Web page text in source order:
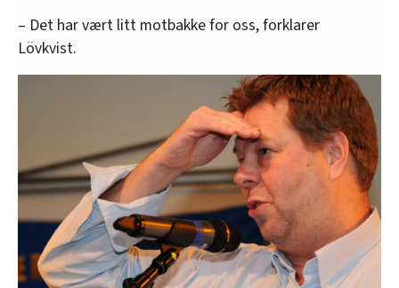
– Det har vært litt motbakke for oss, forklarer
Lövkvist.